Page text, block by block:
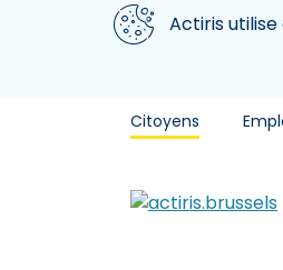
Aller au contenu principal
Nous utilisons des cookies
Actiris
Citoyens